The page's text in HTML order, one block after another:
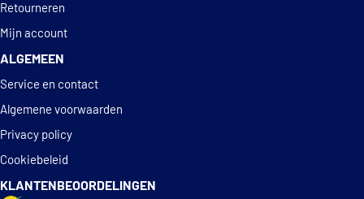
Retourneren
Mijn account
ALGEMEEN
Service en contact
Algemene voorwaarden
Privacy policy
Cookiebeleid
KLANTENBEOORDELINGEN